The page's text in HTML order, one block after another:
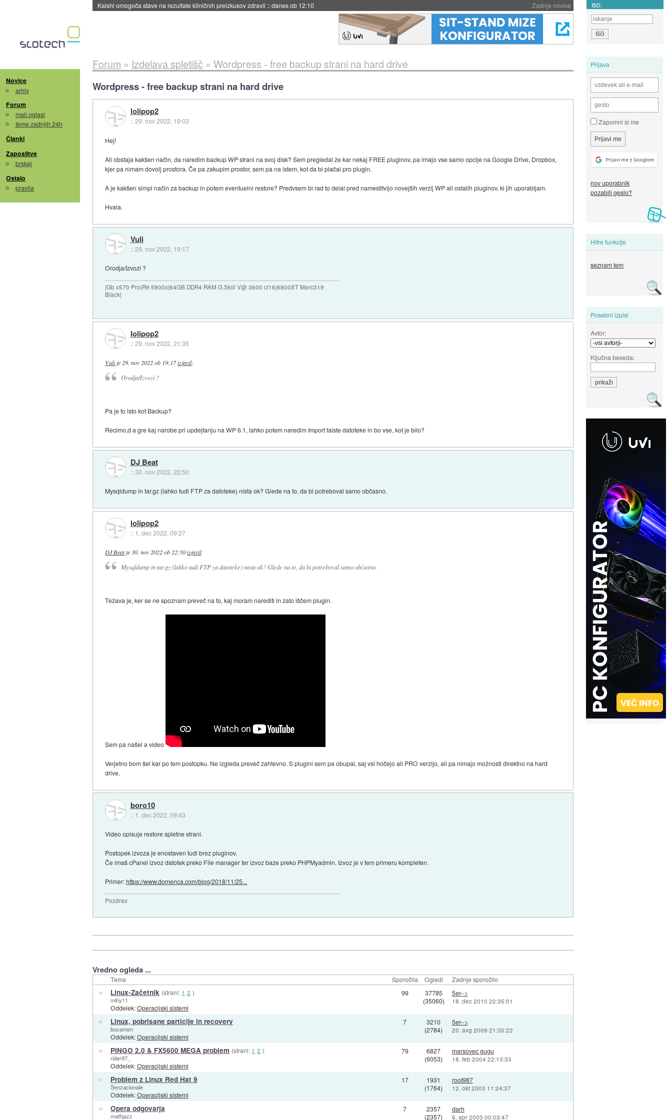
Zadnje novice
danes ob 11:37 Išči:
Novice
arhiv
Forum
mali oglasi
teme zadnjih 24h
Članki
Zaposlitve
brskaj
Ostalo
pravila
Prijava
Zapomni si me
nov uporabnik
pozabili geslo?
Hitre funkcije
seznam tem
Posebni izpisi
Avtor:
Ključna beseda:
Forum » Izdelava spletišč » Wordpress - free backup strani na hard drive
Wordpress - free backup strani na hard drive
lolipop2
::29. nov 2022, 19:03
Hej!
Ali obstaja kakšen način, da naredim backup WP strani na svoj disk? Sem pregledal že kar nekaj FREE pluginov, pa imajo vse samo opcije na Google Drive, Dropbox,
kjer pa nimam dovolj prostora. Če pa zakupim prostor, sem pa na istem, kot da bi plačal pro plugin.
A je kakšen simpl način za backup in potem eventuelni restore? Predvsem bi rad to delal pred namestitvijo novejših verzij WP ali ostalih pluginov, ki jih uporabljam.
Hvala.
Vuli
::29. nov 2022, 19:17
Orodja/Izvozi ?
|Gb x570 Pro|R9 5900x|64GB DDR4 RAM G.Skill V@ 3600 cl16|6800XT Merc319
Black|
lolipop2
::29. nov 2022, 21:35
Vulije 29. nov 2022 ob 19:17izjavil:
Orodja/Izvozi ?
Pa je to isto kot Backup?
Recimo,d a gre kaj narobe pri updejtanju na WP 6.1, lahko potem naredim Import taiste datoteke in bo vse, kot je bilo?
DJ Beat
::30. nov 2022, 22:50
Mysqldump in tar.gz (lahko tudi FTP za datoteke) nista ok? Glede na to, da bi potreboval samo občasno.
lolipop2
:: 1. dec 2022, 09:27
DJ Beatje 30. nov 2022 ob 22:50 izjavil:
Mysqldump in tar.gz (lahko tudi FTP za datoteke) nista ok? Glede na to, da bi potreboval samo občasno.
Težava je, ker se ne spoznam preveč na to, kaj moram narediti in zato iščem plugin.
Sem pa našel a video
Verjetno bom šel kar po tem postopku. Ne izgleda preveč zahtevno. S plugini sem pa obupal, saj vsi hočejo ali PRO verzijo, ali pa nimajo možnosti direktno na hard
drive.
boro10
:: 1. dec 2022, 09:43
Video opisuje restore spletne strani.
Postopek izvoza je enostaven tudi brez pluginov.
Če imaš cPanel izvoz datotek preko File manager ter izvoz baze preko PHPMyadmin. Izvoz je v tem primeru kompleten.
Primer:https://www.domenca.com/blog/2018/11/25...
Pozdrav
Vredno ogleda ...
Tema Sporočila Ogledi Zadnje sporočilo
» Linux-Začetnik (strani: 1 2 )
mihy11
Oddelek:Operacijski sistemi
99
37785
(35060)
5er-->
18. dec 2010 22:35:01
» Linux, pobrisane particije in recovery
bucamen
Oddelek:Operacijski sistemi
7
3210
(2784)
5er-->
20. avg 2009 21:35:22
» PINGO 2.0 & FX5600 MEGA problem (strani: 1 2 )
rider97_
Oddelek:Operacijski sistemi
79
6827
(6053)
marsovec gugu
18. feb 2004 22:13:33
» Problem z Linux Red Hat 9
Senzacionale
Oddelek:Operacijski sistemi
17
1931
(1764)
root987
12. okt 2003 11:24:37
» Opera odgovarja
mathjazz
7
2357
(2357)
darh
6. apr 2003 00:03:47